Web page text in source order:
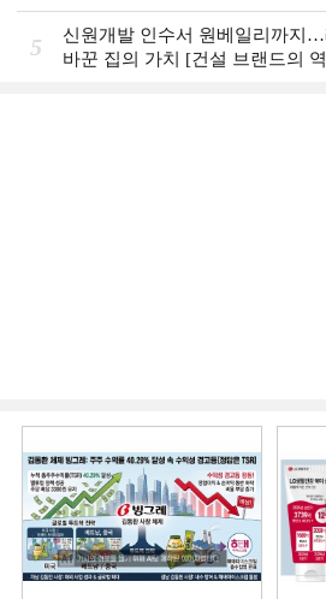
5
신원개발 인수서 원베일리까지…
바꾼 집의 가치 [건설 브랜드의